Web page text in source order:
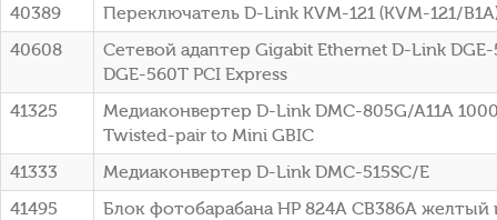
40389
Переключатель D-Link KVM-121 (KVM-121/
40608
Сетевой адаптер Gigabit Ethernet D-Link DGE-
DGE-560T PCI Express
41325
Медиаконвертер D-Link DMC-805G/A11A
Twisted-pair to Mini GBIC
41333
Медиаконвертер D-Link DMC-515SC/E
41495
Блок фотобарабана HP 824A CB386A желтый